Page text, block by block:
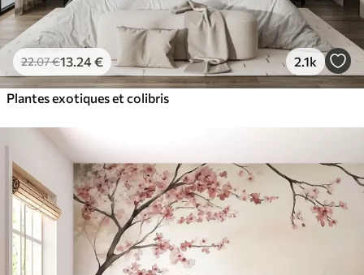
22.07€13 .24€ 2.1k
Plantes exotiques et colibris